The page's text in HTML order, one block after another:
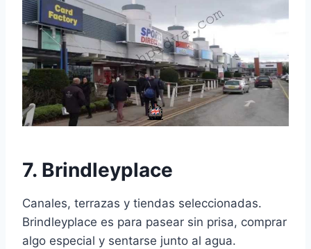
7. Brindleyplace
Canales, terrazas y tiendas seleccionadas.
Brindleyplace es para pasear sin prisa, comprar
algo especial y sentarse junto al agua.